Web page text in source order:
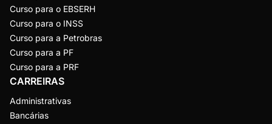
Curso para o EBSERH
Curso para o INSS
Curso para a Petrobras
Curso para a PF
Curso para a PRF
CARREIRAS
Administrativas
Bancárias